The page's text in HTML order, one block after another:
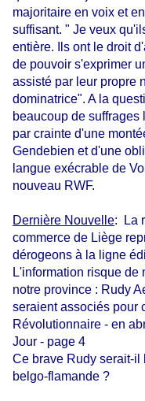
majoritaire en voix et
suffisant. " Je veux
entière. Ils ont le droit
de pouvoir s'exprimer
assisté par leur propre
dominatrice". A la
beaucoup de
par crainte d'une
Gendebien et d'une
langue exécrable de
nouveau RWF.
Dernière Nouvelle: La
commerce de Liège
dérogeons à la ligne
L'information risque
notre province : Rudy
seraient associés pour
Révolutionnaire - en
Jour - page 4
Ce brave Rudy serait-
belgo-flamande ?